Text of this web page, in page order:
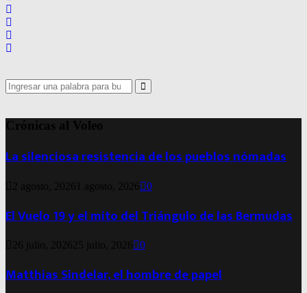
Search
for:
Search
Crónicas al Voleo
La silenciosa resistencia de los pueblos nómadas
2 agosto, 2026 1 agosto, 2026 0
El Vuelo 19 y el mito del Triángulo de las Bermudas
26 julio, 2026 25 julio, 2026 0
Matthias Sindelar, el hombre de papel